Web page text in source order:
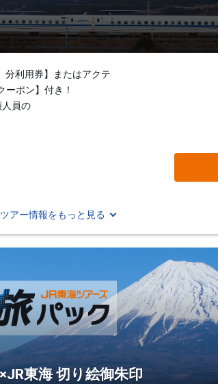
分利用券】またはアクテ
ーポン】付き！
人員の
ツアー情報をもっと見る
東海 切り絵御朱印